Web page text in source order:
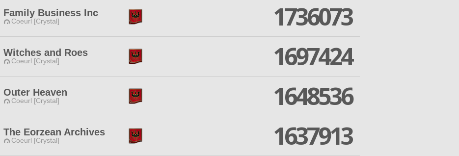
Family Business Inc
Coeurl [Crystal]
1736073
Witches and Roes
Coeurl [Crystal]
1697424
Outer Heaven
Coeurl [Crystal]
1648536
The Eorzean Archives
Coeurl [Crystal]
1637913